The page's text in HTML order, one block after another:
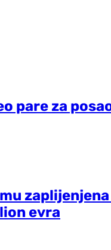
pare za
evra